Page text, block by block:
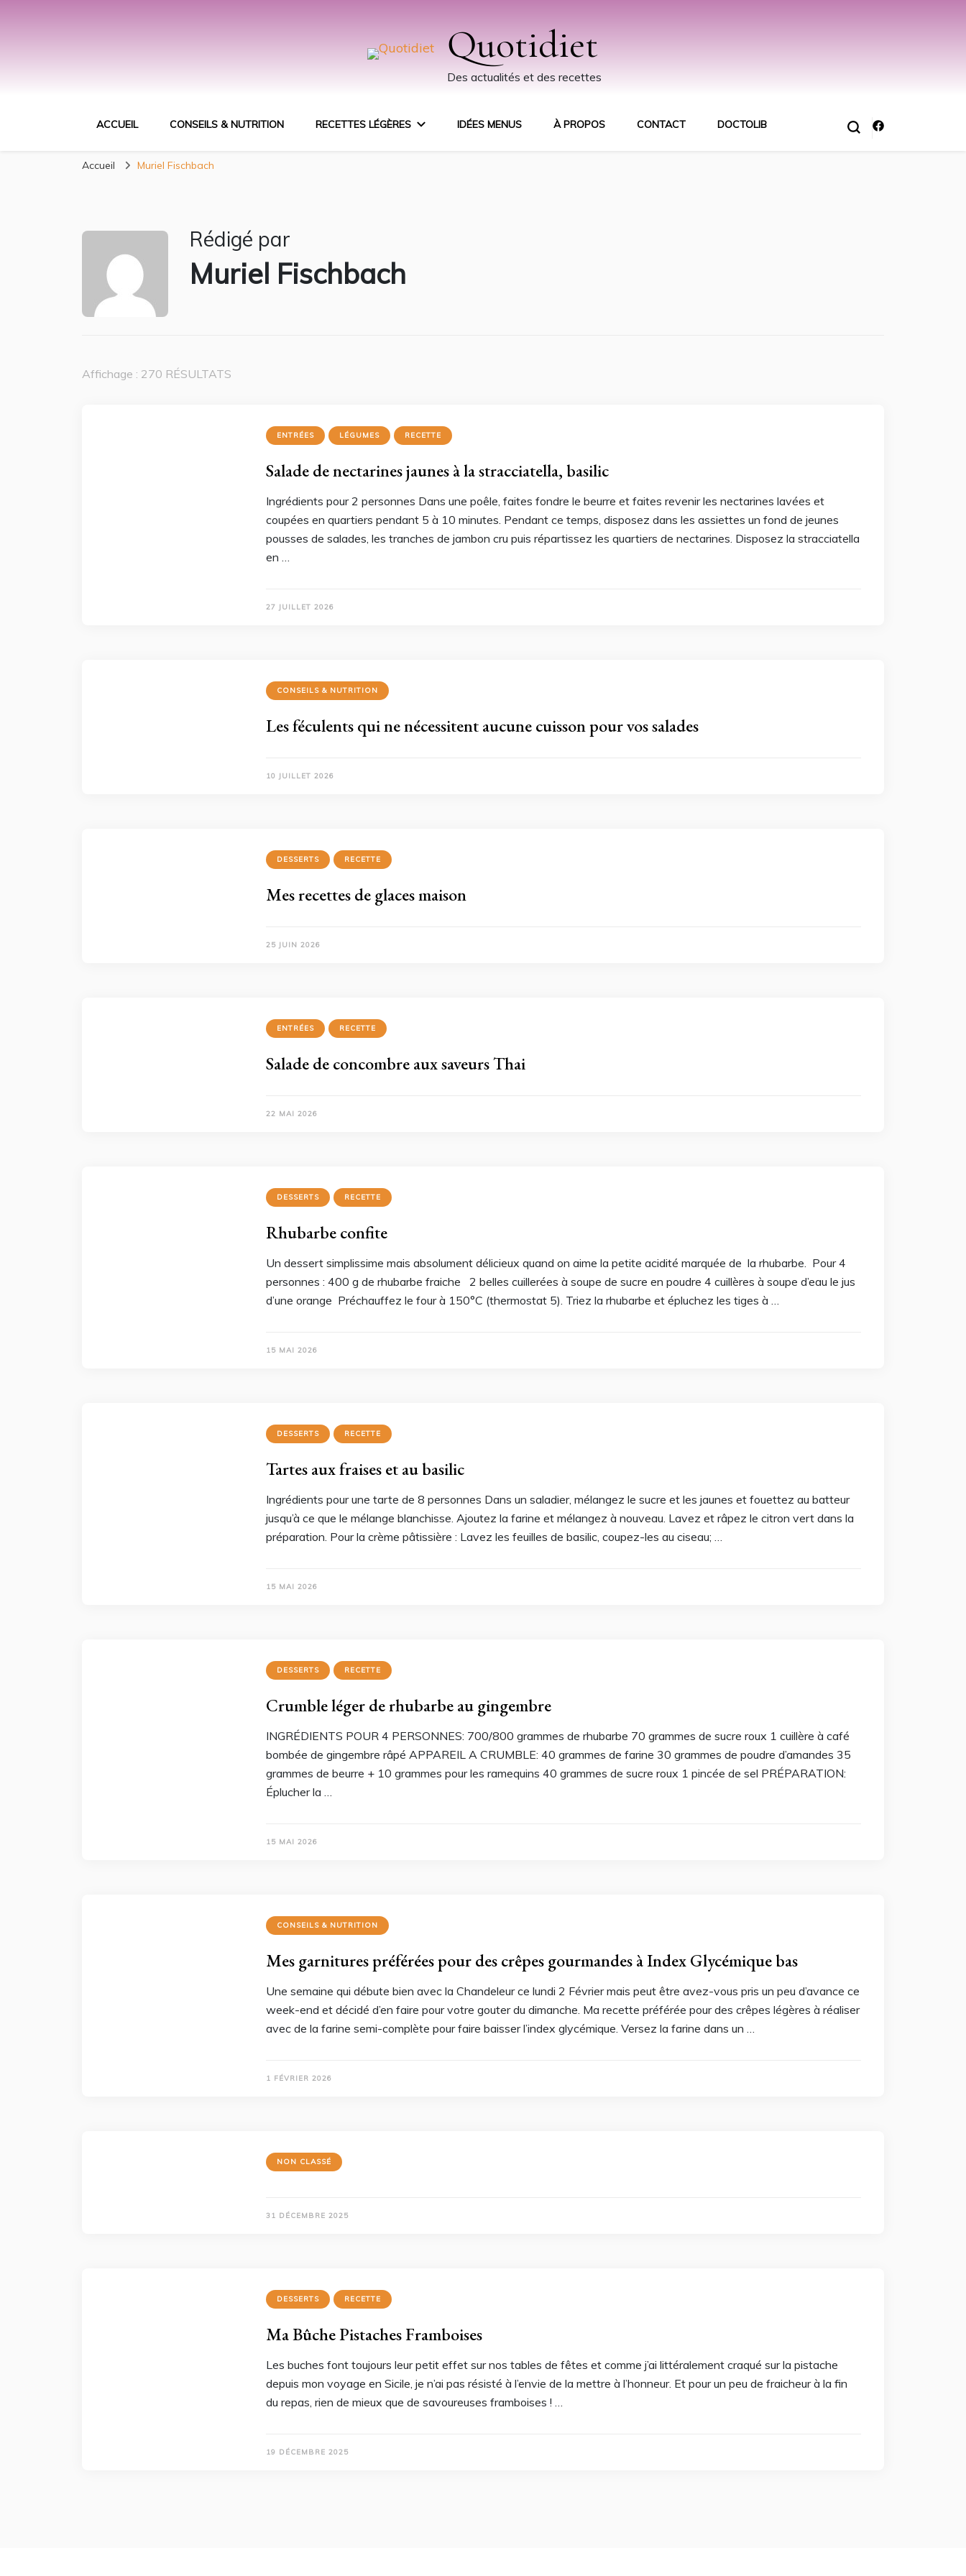
Quotidiet
Des actualités et des recettes
ACCUEIL CONSEILS & NUTRITION RECETTES LÉGÈRES IDÉES MENUS À PROPOS CONTACT DOCTOLIB
Accueil Muriel Fischbach
Rédigé par
Muriel Fischbach
Affichage : 270 RÉSULTATS
ENTRÉES LÉGUMES RECETTE
Salade de nectarines jaunes à la stracciatella, basilic
Ingrédients pour 2 personnes Dans une poêle, faites fondre le beurre et faites revenir les nectarines lavées et
coupées en quartiers pendant 5 à 10 minutes. Pendant ce temps, disposez dans les assiettes un fond de jeunes
pousses de salades, les tranches de jambon cru puis répartissez les quartiers de nectarines. Disposez la stracciatella
en …
27 JUILLET 2026
CONSEILS & NUTRITION
Les féculents qui ne nécessitent aucune cuisson pour vos salades
10 JUILLET 2026
DESSERTS RECETTE
Mes recettes de glaces maison
25 JUIN 2026
ENTRÉES RECETTE
Salade de concombre aux saveurs Thai
22 MAI 2026
DESSERTS RECETTE
Rhubarbe confite
Un dessert simplissime mais absolument délicieux quand on aime la petite acidité marquée de la rhubarbe. Pour 4
personnes : 400 g de rhubarbe fraiche 2 belles cuillerées à soupe de sucre en poudre 4 cuillères à soupe d’eau le jus
d’une orange Préchauffez le four à 150°C (thermostat 5). Triez la rhubarbe et épluchez les tiges à …
15 MAI 2026
DESSERTS RECETTE
Tartes aux fraises et au basilic
Ingrédients pour une tarte de 8 personnes Dans un saladier, mélangez le sucre et les jaunes et fouettez au batteur
jusqu’à ce que le mélange blanchisse. Ajoutez la farine et mélangez à nouveau. Lavez et râpez le citron vert dans la
préparation. Pour la crème pâtissière : Lavez les feuilles de basilic, coupez-les au ciseau; …
15 MAI 2026
DESSERTS RECETTE
Crumble léger de rhubarbe au gingembre
INGRÉDIENTS POUR 4 PERSONNES: 700/800 grammes de rhubarbe 70 grammes de sucre roux 1 cuillère à café
bombée de gingembre râpé APPAREIL A CRUMBLE: 40 grammes de farine 30 grammes de poudre d’amandes 35
grammes de beurre + 10 grammes pour les ramequins 40 grammes de sucre roux 1 pincée de sel PRÉPARATION:
Éplucher la …
15 MAI 2026
CONSEILS & NUTRITION
Mes garnitures préférées pour des crêpes gourmandes à Index Glycémique bas
Une semaine qui débute bien avec la Chandeleur ce lundi 2 Février mais peut être avez-vous pris un peu d’avance ce
week-end et décidé d’en faire pour votre gouter du dimanche. Ma recette préférée pour des crêpes légères à réaliser
avec de la farine semi-complète pour faire baisser l’index glycémique. Versez la farine dans un …
1 FÉVRIER 2026
NON CLASSÉ
31 DÉCEMBRE 2025
DESSERTS RECETTE
Ma Bûche Pistaches Framboises
Les buches font toujours leur petit effet sur nos tables de fêtes et comme j’ai littéralement craqué sur la pistache
depuis mon voyage en Sicile, je n’ai pas résisté à l’envie de la mettre à l’honneur. Et pour un peu de fraicheur à la fin
du repas, rien de mieux que de savoureuses framboises ! …
19 DÉCEMBRE 2025